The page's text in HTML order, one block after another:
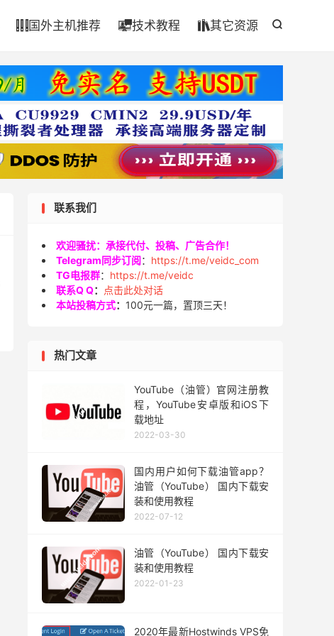

 国外主机推荐 技术教程 其它资源
联系我们
欢迎骚扰：承接代付、投稿、广告合作！
Telegram同步订阅： https://t.me/veidc_com
TG电报群： https://t.me/veidc
联系Q Q：
点击此处对话
本站投稿方式： 100元一篇，置顶三天！
热门文章
YouTube（油管）官网注册教
程，YouTube安卓版和iOS下
载地址
2022-03-30
国内用户如何下载油管app？
油管（YouTube） 国内下载安
装和使用教程
2022-07-12
油管（YouTube） 国内下载安
装和使用教程
2022-01-23
2020年最新Hostwinds VPS免